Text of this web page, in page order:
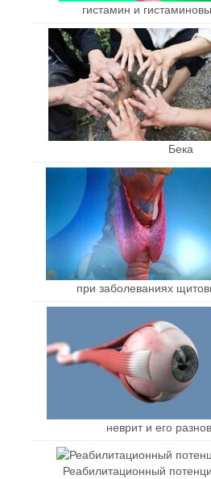
гистамин и
Бека
при заболеваниях
неврит и его
Реабилитационный